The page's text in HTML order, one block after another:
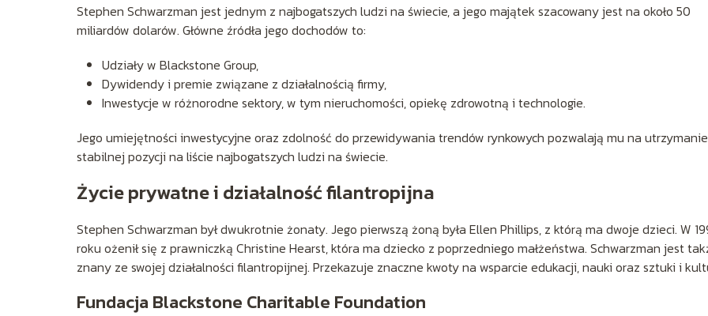
Stephen Schwarzman jest jednym z najbogatszych ludzi na świecie, a jego majątek szacowany jest na około 50
miliardów dolarów. Główne źródła jego dochodów to:
Udziały w Blackstone Group,
Dywidendy i premie związane z działalnością firmy,
Inwestycje w różnorodne sektory, w tym nieruchomości, opiekę zdrowotną i technologie.
Jego umiejętności inwestycyjne oraz zdolność do przewidywania trendów rynkowych pozwalają mu na utrzymanie
stabilnej pozycji na liście najbogatszych ludzi na świecie.
Życie prywatne i działalność filantropijna
Stephen Schwarzman był dwukrotnie żonaty. Jego pierwszą żoną była Ellen Phillips, z którą ma dwoje dzieci. W
roku ożenił się z prawniczką Christine Hearst, która ma dziecko z poprzedniego małżeństwa. Schwarzman jest
znany ze swojej działalności filantropijnej. Przekazuje znaczne kwoty na wsparcie edukacji, nauki oraz sztuki i
Fundacja Blackstone Charitable Foundation